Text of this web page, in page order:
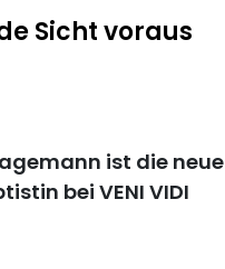
Sicht voraus
ist die neue
bei VENI VIDI